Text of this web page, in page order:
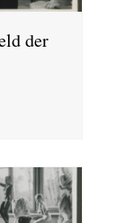
der